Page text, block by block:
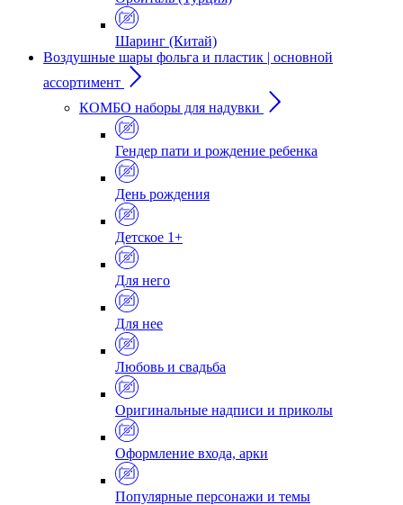
Шаринг (Китай)
Воздушные шары фольга и пластик | основной
ассортимент
КОМБО наборы для надувки
Гендер пати и рождение ребенка
День рождения
Детское 1+
Для него
Для нее
Любовь и свадьба
Оригинальные надписи и приколы
Оформление входа, арки
Популярные персонажи и темы